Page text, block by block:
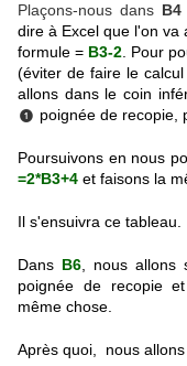
Plaçons-nous dans B4
dire à Excel que l'on va
formule= B3-2 . Pour
(éviter de faire le
allons dans le coin
❶ poignée de recopie,
Poursuivons en nous
=2*B3+4 et faisons la
Il s'ensuivra ce tableau.
Dans B6 , nous allons
poignée de recopie
même chose.
Après quoi, nous